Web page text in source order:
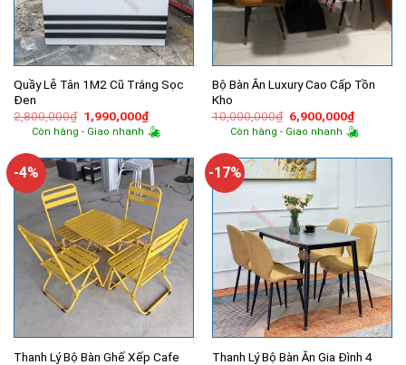
Quầy Lễ Tân 1M2 Cũ Trắng Sọc
Đen
2,800,000₫ Giá
gốc
là:
1,990,000₫Giá
hiện
tại
1,990,000₫.
Còn hàng - Giao nhanh
Bộ Bàn Ăn Luxury Cao Cấp Tồn
Kho
10,000,000₫ Giá
gốc
là:
6,900,000₫Giá
hiện
tại
Còn hàng - Giao nhanh
-4%
Thanh Lý Bộ Bàn Ghế Xếp Cafe
-17%
Thanh Lý Bộ Bàn Ăn Gia Đình 4